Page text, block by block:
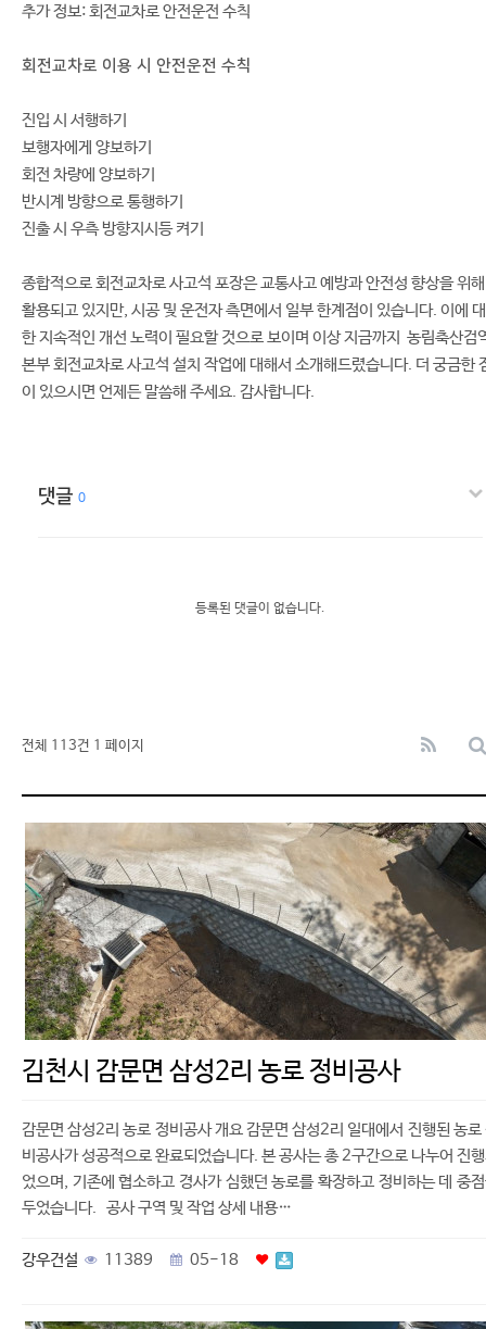
추가 정보: 회전교차로 안전운전 수칙
회전교차로 이용 시 안전운전 수칙
진입 시 서행하기
보행자에게 양보하기
회전 차량에 양보하기
반시계 방향으로 통행하기
진출 시 우측 방향지시등 켜기
종합적으로 회전교차로 사고석 포장은 교통사고 예방과 안전성 향상을 위해
활용되고 있지만, 시공 및 운전자 측면에서 일부 한계점이 있습니다. 이에 대
한 지속적인 개선 노력이 필요할 것으로 보이며 이상 지금까지 농림축산검
본부 회전교차로 사고석 설치 작업에 대해서 소개해드렸습니다. 더 궁금한
이 있으시면 언제든 말씀해 주세요. 감사합니다.
댓글 0
등록된 댓글이 없습니다.
전체 113건 1 페이지
김천시 감문면 삼성2리 농로 정비공사
감문면 삼성2리 농로 정비공사 개요 감문면 삼성2리 일대에서 진행된 농로
비공사가 성공적으로 완료되었습니다. 본 공사는 총 2구간으로 나누어 진
었으며, 기존에 협소하고 경사가 심했던 농로를 확장하고 정비하는 데 중
두었습니다. 공사 구역 및 작업 상세 내용…
강우건설 11389 05-18